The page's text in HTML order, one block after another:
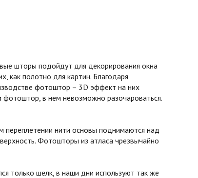
шторы подойдут для декорирования окна
как полотно для картин. Благодаря
фотоштор – 3D эффект на них
в нем невозможно разочароваться.
нити основы поднимаются над
Фотошторы из атласа чрезвычайно
только шелк, в наши дни используют так же